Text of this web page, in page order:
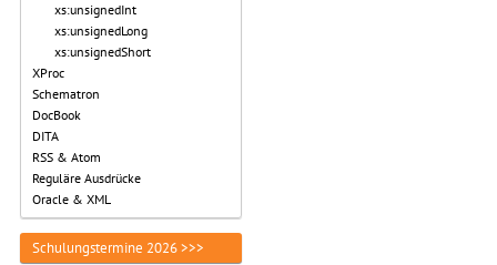
xs:unsignedInt
xs:unsignedLong
xs:unsignedShort
XProc
Schematron
DocBook
DITA
RSS & Atom
Reguläre Ausdrücke
Oracle & XML
Schulungstermine 2026 >>>